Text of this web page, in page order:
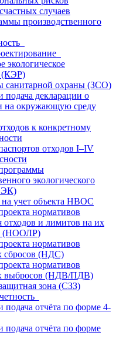
случаев
производственного
экологическое
(КЭР)
санитарной охраны (ЗСО)
подача декларации о
на окружающую среду
к конкретному
отходов I–IV
экологического
на учет объекта НВОС
нормативов
отходов и лимитов на их
(НООЛР)
нормативов
сбросов (НДС)
нормативов
выбросов (НДВ/ПДВ)
зона (СЗЗ)
подача отчёта по форме 4-
подача отчёта по форме